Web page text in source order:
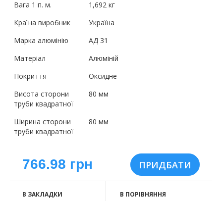
Вага 1 п. м.
1,692 кг
Країна виробник
Україна
Марка алюмінію
АД 31
Матеріал
Алюміній
Покриття
Оксидне
Висота сторони
труби квадратної
80 мм
Ширина сторони
труби квадратної
80 мм
766.98 грн
В ЗАКЛАДКИ В ПОРІВНЯННЯ